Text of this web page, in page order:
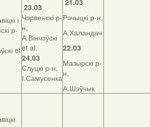
і
р-
et
23.03
Чэрвенскі р-
н,
А.Вінчэўскі
et al.
24.03
Слуцкі р-н,
І.Самусенка
21.03
Рэчыцкі р-н,
А.Халандач
22.03
Мазырскі р-
н,
А.Шэўчык